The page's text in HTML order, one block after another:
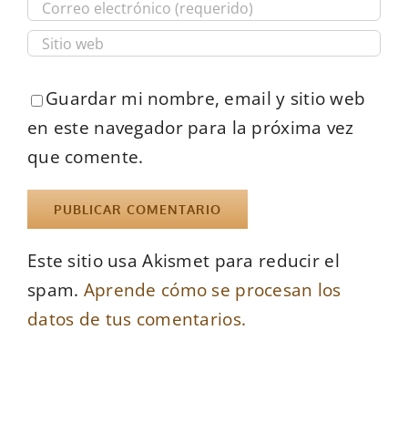
Guardar mi nombre, email y sitio web
en este navegador para la próxima vez
que comente.
Este sitio usa Akismet para reducir el
spam. Aprende cómo se procesan los
datos de tus comentarios.